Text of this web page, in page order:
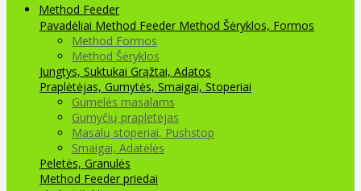
Method Feeder
Pavadėliai Method Feeder Method Šėryklos, Formos
Method Formos
Method Šėryklos
Jungtys, Suktukai Grąžtai, Adatos
Praplėtėjas, Gumytės, Smaigai, Stoperiai
Gumelės masalams
Gumyčių prapletėjas
Masalų stoperiai, Pushstop
Smaigai, Adatėlės
Peletės, Granulės
Method Feeder priedai